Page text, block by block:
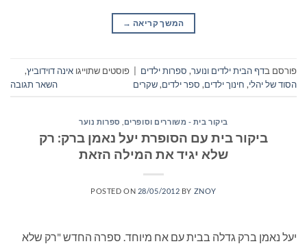
המשך קריאה →
פורסם בדף הבית ילדים ונוער, ספרות ילדים פוסטים שתוייגו אינה דוידוביץ,
הסוד של יהלי, חינוך ילדים, ספר ילדים,שקרים השאר תגובה
ביקור בית - משוררים וסופרים ספרות נוער
ביקור בית עם הסופרת יעל נאמן ברק: רק
שלא יגיד את המילה הזאת
POSTED ON 28/05/2012 BY ZNOY
יעל נאמן ברק גדלה בבית עם אח מיוחד. ספרה החדש "רק שלא